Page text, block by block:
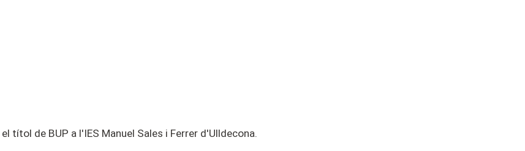
títol de BUP a l'IES Manuel Sales i Ferrer d'Ulldecona.